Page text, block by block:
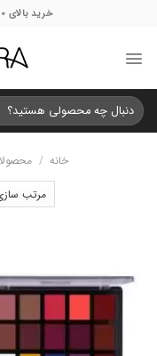
خرید بالای 10 میلیون = گیفت و ارسال رایگان
جستجو
برای:
خانه /